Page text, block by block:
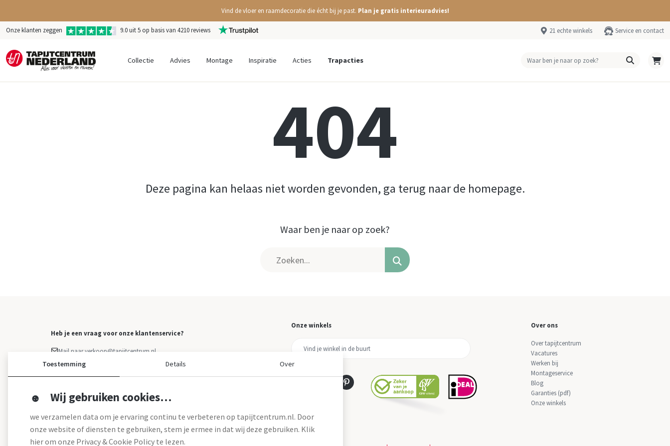
Vind de vloer en raamdecoratie die écht bij je past. Plan je gratis interieuradvies!
Onze klanten zeggen 9.0 uit 5 op basis van 4210 reviews 21 echte winkels Service en contact
Collectie Advies Montage Inspiratie Acties Trapacties
404
Deze pagina kan helaas niet worden gevonden, ga terug naar de homepage.
Waar ben je naar op zoek?
Heb je een vraag voor onze klantenservice?
Mail naar verkoop@tapijtcentrum.nl
Facebook Messenger
Onze winkels Over ons
Over tapijtcentrum
Vacatures
Werken bij
Montageservice
Blog
Garanties (pdf)
Onze winkels
Toestemming Details Over
Wij gebruiken cookies…
we verzamelen data om je ervaring continu te verbeteren op tapijtcentrum.nl. Door
onze website of diensten te gebruiken, stem je ermee in dat wij deze gebruiken. Klik
hier om onze Privacy & Cookie Policy te lezen.